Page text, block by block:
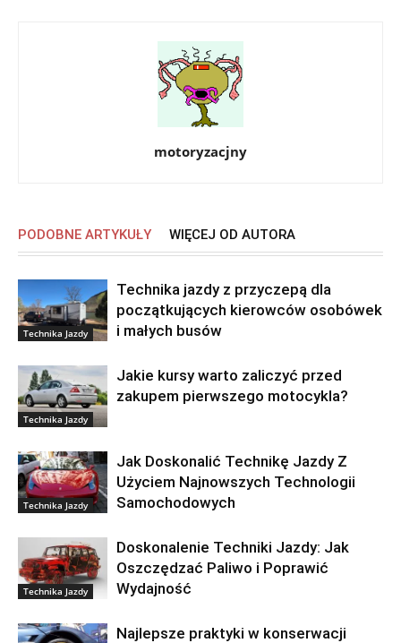
motoryzacjny
PODOBNE ARTYKUŁY WIĘCEJ OD AUTORA
Technika Jazdy
Technika jazdy z przyczepą dla
początkujących kierowców osobówek
i małych busów
Technika Jazdy
Jakie kursy warto zaliczyć przed
zakupem pierwszego motocykla?
Technika Jazdy
Jak Doskonalić Technikę Jazdy Z
Użyciem Najnowszych Technologii
Samochodowych
Technika Jazdy
Doskonalenie Techniki Jazdy: Jak
Oszczędzać Paliwo i Poprawić
Wydajność
Najlepsze praktyki w konserwacji